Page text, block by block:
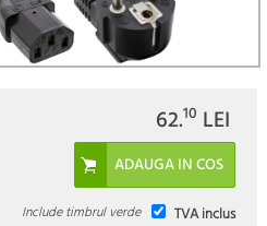
62.10 LEI
TVA inclus
Include timbrul verde